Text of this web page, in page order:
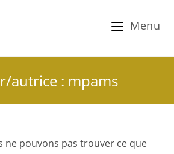
Menu
autrice : mpams
ne pouvons pas trouver ce que